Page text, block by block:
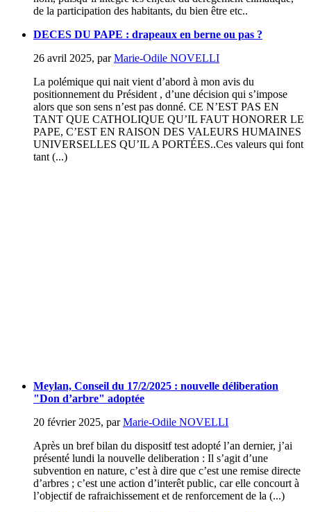
de la participation des habitants, du bien être etc..
DECES DU PAPE : drapeaux en berne ou pas ?
26 avril 2025, parMarie-Odile NOVELLI
La polémique qui nait vient d’abord à mon avis du
positionnement du Président , d’une décision qui s’impose
alors que son sens n’est pas donné. CE N’EST PAS EN
TANT QUE CATHOLIQUE QU’IL FAUT HONORER LE
PAPE, C’EST EN RAISON DES VALEURS HUMAINES
UNIVERSELLES QU’IL A PORTÉES..Ces valeurs qui font
tant (...)
Meylan, Conseil du 17/2/2025 : nouvelle déliberation
"Don d’arbre" adoptée
20 février 2025, parMarie-Odile NOVELLI
Après un bref bilan du dispositf test adopté l’an dernier, j’ai
présenté lundi la nouvelle deliberation : Il s’agit d’une
subvention en nature, c’est à dire que c’est une remise directe
d’arbres ; c’est une action d’interêt public, car elle concourt à
l’objectif de rafraichissement et de renforcement de la (...)